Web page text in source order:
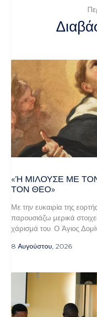
«Ή ΜΙΛΟΎΣΕ ΜΕ ΤΟΝ
Ν ΘΕΌ»
Με την ευκαιρία της
παρουσιάζω μερικά
χάρισμά του. Ο Άγιος
8 Αυγούστου, 2026